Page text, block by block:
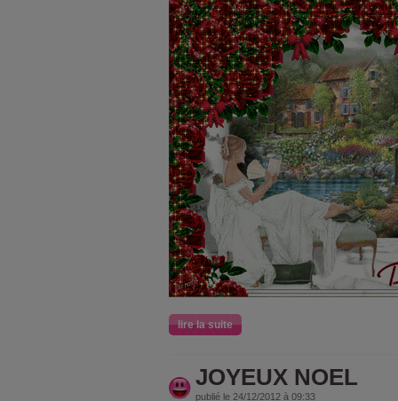
lire la suite
JOYEUX NOEL
publié le 24/12/2012 à 09:33